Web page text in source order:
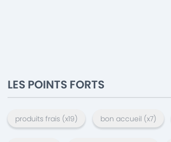
LES POINTS FORTS
produits frais (x19) bon accueil (x7)